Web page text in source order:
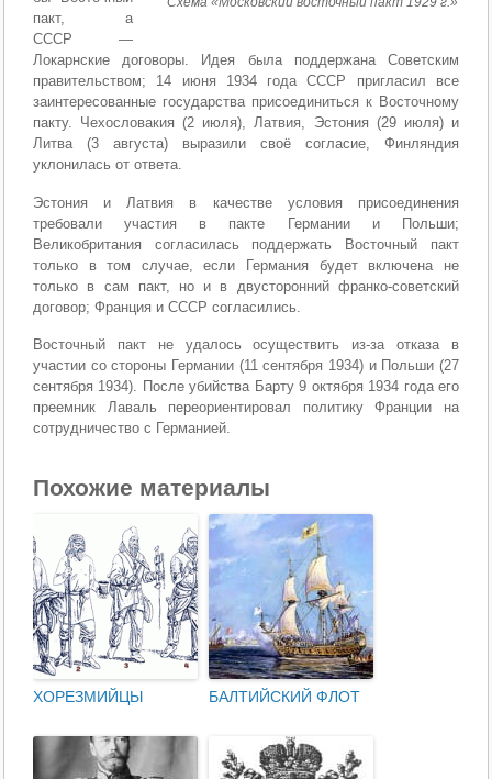
пакт, а
СССР —
Локарнские договоры. Идея была поддержана Советским
правительством; 14 июня 1934 года СССР пригласил все
заинтересованные государства присоединиться к Восточному
пакту. Чехословакия (2 июля), Латвия, Эстония (29 июля) и
Литва (3 августа) выразили своё согласие, Финляндия
уклонилась от ответа.
Эстония и Латвия в качестве условия присоединения
требовали участия в пакте Германии и Польши;
Великобритания согласилась поддержать Восточный пакт
только в том случае, если Германия будет включена не
только в сам пакт, но и в двусторонний франко-советский
договор; Франция и СССР согласились.
Восточный пакт не удалось осуществить из-за отказа в
участии со стороны Германии (11 сентября 1934) и Польши (27
сентября 1934). После убийства Барту 9 октября 1934 года его
преемник Лаваль переориентировал политику Франции на
сотрудничество с Германией.
Похожие материалы
ХОРЕЗМИЙЦЫ БАЛТИЙСКИЙ ФЛОТ